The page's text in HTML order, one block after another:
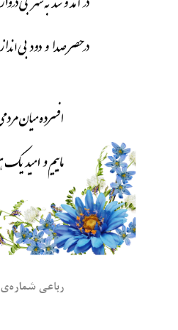
رباعی شماره‌ی ۱۱۵۶